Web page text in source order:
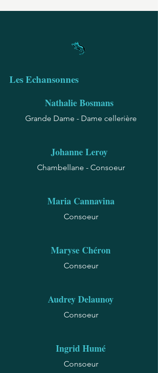
Les Echansonnes
Nathalie Bosmans
Grande Dame - Dame cellerière
Johanne Leroy
Chambellane - Consoeur
Maria Cannavina
Consoeur
Maryse Chéron
Consoeur
Audrey Delaunoy
Consoeur
Ingrid Humé
Consoeur